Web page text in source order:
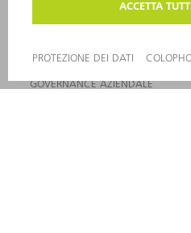
COMUNICATI STAMPA
CLIMA E AMBIENTE
GOVERNANCE AZIENDALE